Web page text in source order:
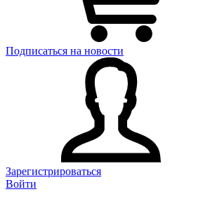
Подписаться на новости
Зарегистрироваться
Войти